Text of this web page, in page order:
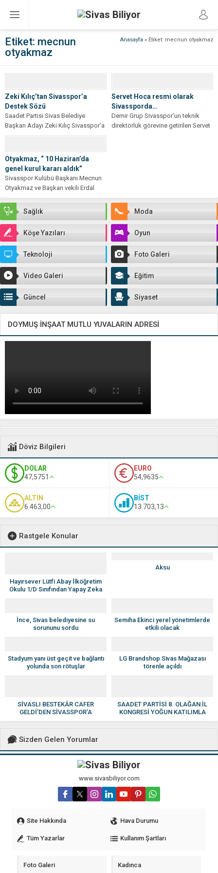
Anasayfa » Etiket: mecnun otyakmaz
Etiket: mecnun
otyakmaz
Zeki Kılıç’tan Sivasspor’a
Destek Sözü
Saadet Partisi Sivas Belediye
Başkan Adayı Zeki Kılıç Sivasspor’a
tam destek sözü verdi. Seçim
Servet Hoca resmi olarak
Sivassporda…
Demir Grup Sivasspor’un teknik
direktörlük görevine getirilen Servet
Otyakmaz, “ 10 Haziran’da
genel kurul kararı aldık”
Sivasspor Kulübü Başkanı Mecnun
Otyakmaz ve Başkan vekili Erdal
Sarilar 1-0 kazanılan maçtan sonra
açıklamalarda...
Sağlık Moda
Köşe Yazıları Oyun
Teknoloji Foto Galeri
Video Galeri Eğitim
Güncel Siyaset
DOYMUŞ İNŞAAT MUTLU YUVALARIN ADRESİ
Döviz Bilgileri
DOLAR
47,5751
EURO
54,9635
ALTIN
6.463,00
BİST
13.703,13
Rastgele Konular
Hayırsever Lütfi Abay İlköğretim
Okulu 1/D Sınıfından Yapay Zeka
Aksu
İnce, Sivas belediyesine su
sorununu sordu
Semiha Ekinci yerel yönetimlerde
etkili olacak
Stadyum yanı üst geçit ve bağlantı
yolunda son rötuşlar
LG Brandshop Sivas Mağazası
törenle açıldı
SİVASLI BESTEKÂR CAFER
GELDİ’DEN SİVASSPOR’A
YÜREKLERİ ISITAN MARŞ—-
SAADET PARTİSİ 8. OLAĞAN İL
KONGRESİ YOĞUN KATILIMLA
GERÇEKLEŞTİRİLDİ
Sizden Gelen Yorumlar
www.sivasbiliyor.com
Site Hakkında Hava Durumu
Tüm Yazarlar Kullanım Şartları
Foto Galeri Kadınca